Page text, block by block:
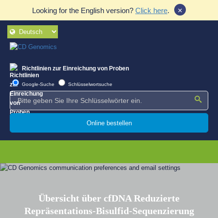
Looking for the English version? Click here. ×
Richtlinien zur Einreichung von Proben
Google-Suche Schlüsselwortsuche
Online bestellen
Übersicht über cfDNA Reduzierte
Repräsentations-Bisulfid-Sequenzierung